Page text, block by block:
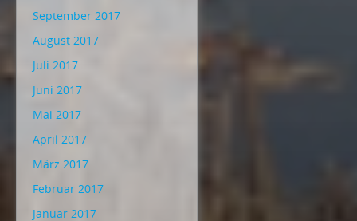
September 2017
August 2017
Juli 2017
Juni 2017
Mai 2017
April 2017
März 2017
Februar 2017
Januar 2017